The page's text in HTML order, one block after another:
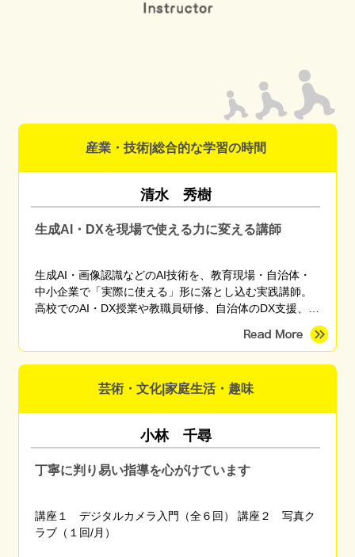
産業・技術|総合的な学習の時間
清水 秀樹
生成AI・DXを現場で使える力に変える講師
生成AI・画像認識などのAI技術を、教育現場・自治体・
中小企業で「実際に使える」形に落とし込む実践講師。
高校でのAI・DX授業や教職員研修、自治体のDX支援、産
学官連携プロジェクトに従事。東京海洋大学 産学官連携
芸術・文化|家庭生活・趣味
小林 千尋
丁寧に判り易い指導を心がけています
講座１ デジタルカメラ入門（全６回） 講座２ 写真ク
ラブ（１回/月）